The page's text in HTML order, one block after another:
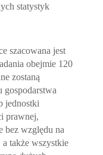
statystyk
szacowana jest
obejmie 120
zostaną
gospodarstwa
jednostki
prawnej,
bez względu na
także wszystkie